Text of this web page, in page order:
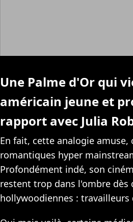
Une Palme d'Or qui
américain jeune et
rapport avec Julia
En fait, cette analogie amuse,
romantiques hyper
Profondément indé, son
restent trop dans l'ombre
hollywoodiennes : travailleurs